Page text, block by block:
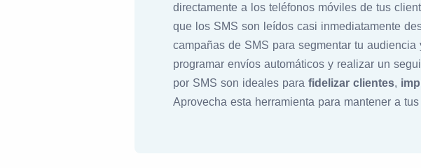
directamente a los teléfonos móviles de tus
que los SMS son leídos casi inmediatamente
campañas de SMS para segmentar tu
programar envíos automáticos y realizar un
por SMS son ideales para fidelizar clientes,
Aprovecha esta herramienta para mantener a